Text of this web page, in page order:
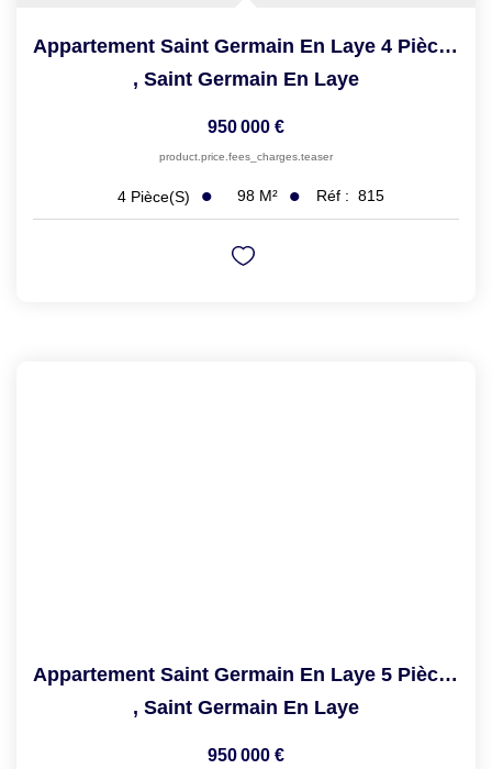
Appartement Saint Germain En Laye 4 Pièce(s) 98 M2
, Saint Germain En Laye
950 000 €
product.price.fees_charges.teaser
4 Pièce(s) 98 M² Réf : 815
Appartement Saint Germain En Laye 5 Pièce(s) 135.46 M2
, Saint Germain En Laye
950 000 €